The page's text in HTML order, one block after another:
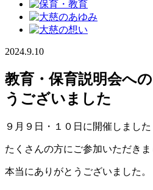
2024.9.10
教育・保育説明会へ
うございました
９月９日・１０日に開催しまし
たくさんの方にご参加いただきま
本当にありがとうございました。